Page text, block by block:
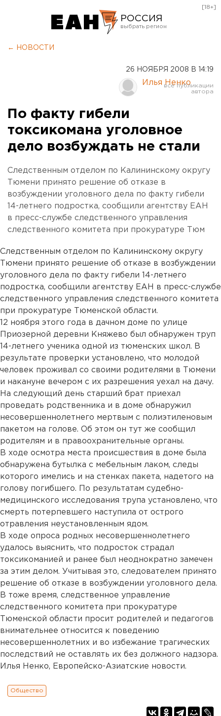
РОССИЯ
Курган
Оренбург
[18+]
← НОВОСТИ
26 НОЯБРЯ 2008 В 14:19
Илья Ненко
По факту гибели
токсикомана уголовное
дело возбуждать не стали
Следственным отделом по Калининскому округу
Тюмени принято решение об отказе в
возбуждении уголовного дела по факту гибели
14-летнего подростка, сообщили агентству ЕАН
в пресс-службе следственного управления
следственного комитета при прокуратуре Тюм
Следственным отделом по Калининскому округу
Тюмени принято решение об отказе в возбуждении
уголовного дела по факту гибели 14-летнего
подростка, сообщили агентству ЕАН в пресс-службе
следственного управления следственного комитета
при прокуратуре Тюменской области.
12 ноября этого года в дачном доме по улице
Приозерной деревни Княжево был обнаружен труп
14-летнего ученика одной из тюменских школ. В
результате проверки установлено, что молодой
человек проживал со своими родителями в Тюмени
и накануне вечером с их разрешения уехал на дачу.
На следующий день старший брат приехал
проведать родственника и в доме обнаружил
несовершеннолетнего мертвым с полиэтиленовым
пакетом на голове. Об этом он тут же сообщил
родителям и в правоохранительные органы.
В ходе осмотра места происшествия в доме была
обнаружена бутылка с мебельным лаком, следы
которого имелись и на стенках пакета, надетого на
голову погибшего. По результатам судебно-
медицинского исследования трупа установлено, что
смерть потерпевшего наступила от острого
отравления неустановленным ядом.
В ходе опроса родных несовершеннолетнего
удалось выяснить, что подросток страдал
токсикоманией и ранее был неоднократно замечен
за этим делом. Учитывая это, следователем принято
решение об отказе в возбуждении уголовного дела.
В тоже время, следственное управление
следственного комитета при прокуратуре
Тюменской области просит родителей и педагогов
внимательнее относится к поведению
несовершеннолетних и во избежание трагических
последствий не оставлять их без должного надзора.
Илья Ненко, Европейско-Азиатские новости.
Общество